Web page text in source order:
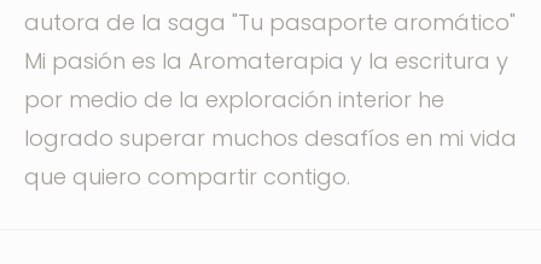
autora de la saga "Tu pasaporte aromático"
Mi pasión es la Aromaterapia y la escritura y
por medio de la exploración interior he
logrado superar muchos desafíos en mi vida
que quiero compartir contigo.